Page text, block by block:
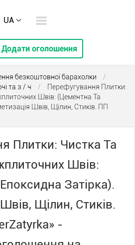
UA
Додати оголошення
безкоштовної барахолки
/
та з / ч
/
Перефугування Плитки:
Швів: (Цементна Та
Швів, Щілин, Стиків. ПП
Плитки: Чистка Та
Швів:
Затірка).
Щілин, Стиків.
-